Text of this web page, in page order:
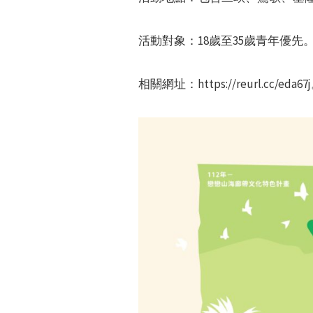
活動對象：18歲至35歲青年優先
相關網址：https://reurl.cc/